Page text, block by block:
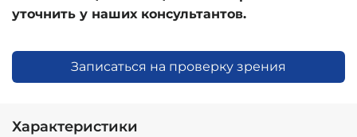
уточнить у наших консультантов.
Записаться на проверку зрения
Характеристики